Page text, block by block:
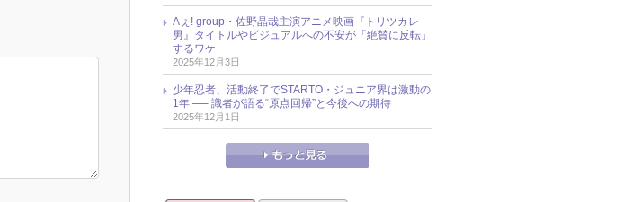
Aぇ! group・佐野晶哉主演アニメ映画『トリツカレ
男』タイトルやビジュアルへの不安が「絶賛に反転」
するワケ
2025年12月3日
少年忍者、活動終了でSTARTO・ジュニア界は激動の
1年 ── 識者が語る“原点回帰”と今後への期待
2025年12月1日